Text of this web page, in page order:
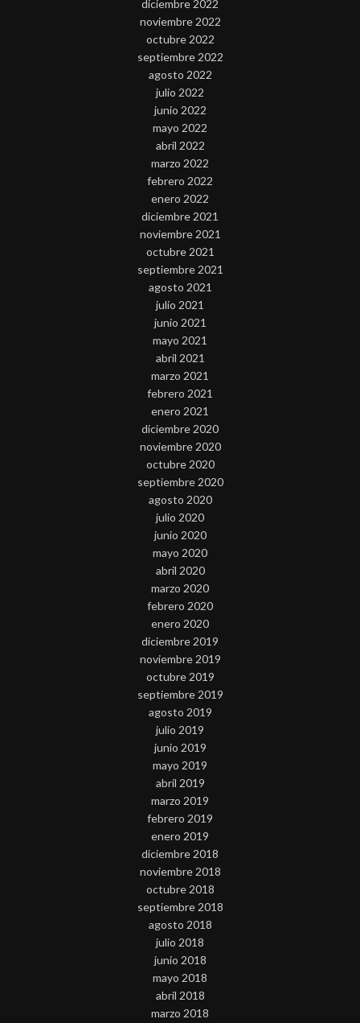
diciembre 2022
noviembre 2022
octubre 2022
septiembre 2022
agosto 2022
julio 2022
junio 2022
mayo 2022
abril 2022
marzo 2022
febrero 2022
enero 2022
diciembre 2021
noviembre 2021
octubre 2021
septiembre 2021
agosto 2021
julio 2021
junio 2021
mayo 2021
abril 2021
marzo 2021
febrero 2021
enero 2021
diciembre 2020
noviembre 2020
octubre 2020
septiembre 2020
agosto 2020
julio 2020
junio 2020
mayo 2020
abril 2020
marzo 2020
febrero 2020
enero 2020
diciembre 2019
noviembre 2019
octubre 2019
septiembre 2019
agosto 2019
julio 2019
junio 2019
mayo 2019
abril 2019
marzo 2019
febrero 2019
enero 2019
diciembre 2018
noviembre 2018
octubre 2018
septiembre 2018
agosto 2018
julio 2018
junio 2018
mayo 2018
abril 2018
marzo 2018